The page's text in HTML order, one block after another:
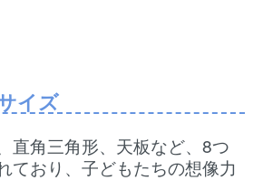
イズ
直角三角形、天板など、8つ
ており、子どもたちの想像力